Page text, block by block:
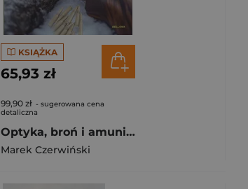
KSIĄŻKA
65,93 zł
99,90 zł - sugerowana cena
detaliczna
Optyka, broń i amunicja myśliwska
Marek Czerwiński